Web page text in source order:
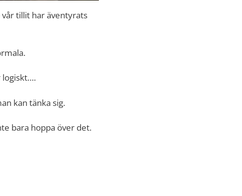
vår tillit har äventyrats
logiskt….
kan tänka sig.
bara hoppa över det.